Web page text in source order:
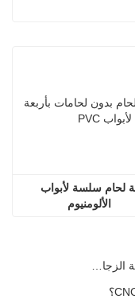
الألومنيوم
وصلت صادراتنا من معدات معالجة الزجاج العازل إلى مستويات قياسية جديدة، مما ساهم في تطوير المباني الخضراء في جميع أنحاء العالم.